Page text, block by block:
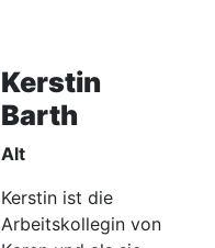
Kerstin
Barth
Alt
Kerstin ist die
Arbeitskollegin von